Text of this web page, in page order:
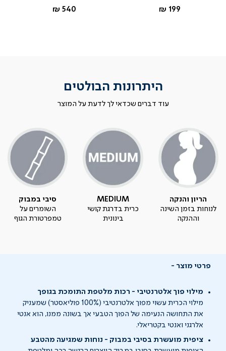
החל מ-
199 ₪
החל מ-
540 ₪
היתרונות הבולטים
עוד דברים שכדאי לך לדעת על המוצר
הריון והנקה
לנוחות בזמן השינה
וההנקה
MEDIUM
כרית בדרגת קושי
בינונית
סיבי במבוק
השומרים על
טמפרטורת הגוף
פרטי מוצר
מילוי פוך אלטרנטיבי - רכות מלטפת התומכת בגופך
מילוי הכרית עשוי מפוך אלטרנטיבי (100% פוליאסטר) שמעניק
את התחושה הנעימה של הפוך הטבעי אך בשונה ממנו, הוא אנטי
אלרגני ואנטי בקטריאלי.
ציפית מועשרת בסיבי במבוק - נוחות שמגיעה מהטבע